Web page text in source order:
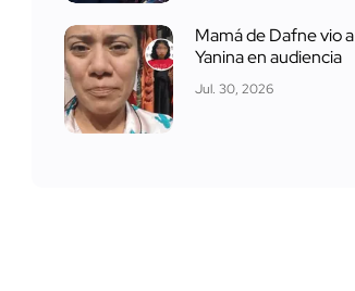
Mamá de Dafne vio
Yanina en audiencia
Jul. 30, 2026